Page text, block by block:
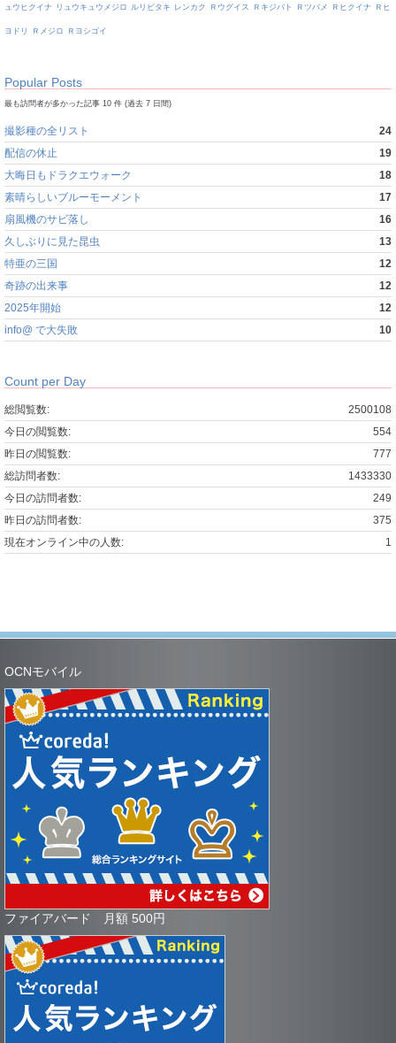
ュウヒクイナ リュウキュウメジロ ルリビタキ レンカク Ｒウグイス Ｒキジバト Ｒツバメ Ｒヒクイナ Ｒヒ
ヨドリ Ｒメジロ Ｒヨシゴイ
Popular Posts
最も訪問者が多かった記事 10 件 (過去 7 日間)
撮影種の全リスト
24
配信の休止
19
大晦日もドラクエウォーク
18
素晴らしいブルーモーメント
17
扇風機のサビ落し
16
久しぶりに見た昆虫
13
特亜の三国
12
奇跡の出来事
12
2025年開始
12
info@ で大失敗
10
Count per Day
2500108
総閲覧数:
554
今日の閲覧数:
777
昨日の閲覧数:
1433330
総訪問者数:
249
今日の訪問者数:
375
昨日の訪問者数:
1
現在オンライン中の人数:
OCNモバイル
ファイアバード 月額 500円